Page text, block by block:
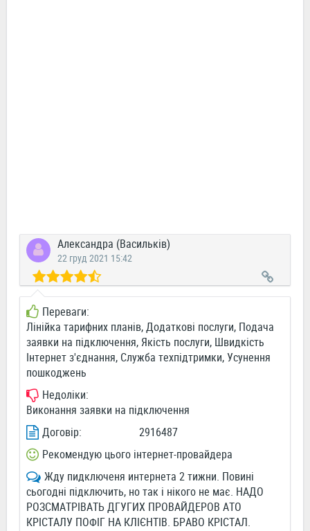
Александра (Васильків)
22 груд 2021 15:42
Переваги:
Лінійка тарифних планів, Додаткові послуги, Подача
заявки на підключення, Якість послуги, Швидкість
Інтернет з'єднання, Служба техпідтримки, Усунення
пошкоджень
Недоліки:
Виконання заявки на підключення
Договір:
2916487
Рекомендую цього інтернет-провайдера
Жду пидключеня интернета 2 тижни. Повині
сьогодні підключить, но так і нікого не має. НАДО
РОЗСМАТРІВАТЬ ДГУГИХ ПРОВАЙДЕРОВ АТО
КРІСТАЛУ ПОФІГ НА КЛІЄНТІВ. БРАВО КРІСТАЛ.